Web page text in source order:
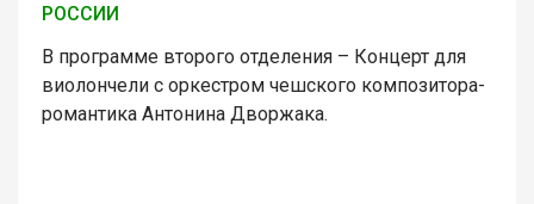
РОССИИ
В программе второго отделения – Концерт для
виолончели с оркестром чешского композитора-
романтика Антонина Дворжака.